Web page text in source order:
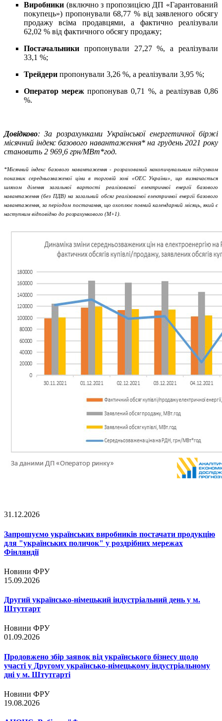
Виробники (включно з пропозицією ДП «Гарантований
покупець») пропонували 68,77 % від заявленого обсягу
продажу всіма продавцями, а фактично реалізували
62,02 % від фактичного обсягу продажу;
Постачальники пропонували 27,27 %, а реалізували
33,1 %;
Трейдери пропонували 3,26 %, а реалізували 3,95 %;
Оператор мереж пропонував 0,71 %, а реалізував 0,86
%.
Довідково: За розрахунками Української енергетичної біржі
місячний індекс базового навантаження* на грудень 2021 року
становить 2 969,6 грн/МВт*год.
*Місячний індекс базового навантаження - розрахований накопичувальним підсумком
показник середньозваженої ціни в торговій зоні «ОЕС України», що визначається
шляхом ділення загальної вартості реалізованої електричної енергії базового
навантаження (без ПДВ) на загальний обсяг реалізованої електричної енергії базового
навантаження, за періодом постачання, що охоплює повний календарний місяць, який є
наступним відповідно до розрахункового (М+1).
31.12.2026
Запрошуємо українських виробників постачати продукцію
для "українських поличок" у роздрібних мережах
Фінляндії
Новини ФРУ
15.09.2026
Другий українсько-німецький індустріальний день у м.
Штутгарт
Новини ФРУ
01.09.2026
Продовжено збір заявок від українського бізнесу щодо
участі у Другому українсько-німецькому індустріальному
дні у м. Штутгарті
Новини ФРУ
19.08.2026